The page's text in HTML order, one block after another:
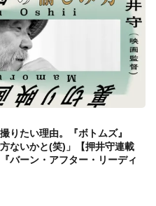
りたい理由。『ボトムズ』
ないかと(笑)」【押井守連載
バーン・アフター・リーディ